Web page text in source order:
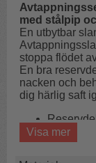
med stålpip
En utbytbar
stoppa flödet
En bra
nacken och
dig härlig saft
Slang &
Slang
Visa mer